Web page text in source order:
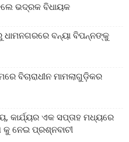
ଭଦ୍ରକ ବିଧାୟକ
ବନ୍ୟା ବିପନ୍ନଙ୍କୁ
ବିଚାରାଧୀନ ମାମଲାଗୁଡ଼ିକର
କାର୍ଯ୍ୟର ଏକ ସପ୍ତାହ ମଧ୍ୟରେ
କୁ ନେଇ ପ୍ରଶ୍ନବାଚୀ